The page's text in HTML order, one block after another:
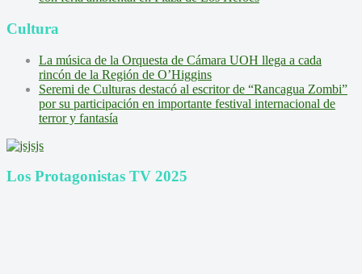
Cultura
La música de la Orquesta de Cámara UOH llega a cada
rincón de la Región de O’Higgins
Seremi de Culturas destacó al escritor de “Rancagua Zombi”
por su participación en importante festival internacional de
terror y fantasía
Los Protagonistas TV 2025